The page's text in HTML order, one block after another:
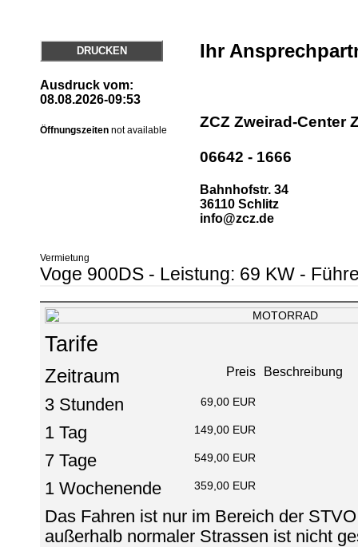
DRUCKEN
Ausdruck vom:
08.08.2026-09:53
Öffnungszeiten not available
Ihr
ZCZ Zweirad-Center
06642 - 1666
Bahnhofstr. 34
36110 Schlitz
info@zcz.de
Vermietung
Voge 900DS - Leistung: 69 KW -
Tarife
Zeitraum Preis Beschreibung
3 Stunden 69,00 EUR
1 Tag 149,00 EUR
7 Tage 549,00 EUR
1 Wochenende 359,00 EUR
Das Fahren ist nur im Bereich der
außerhalb normaler Strassen ist nicht